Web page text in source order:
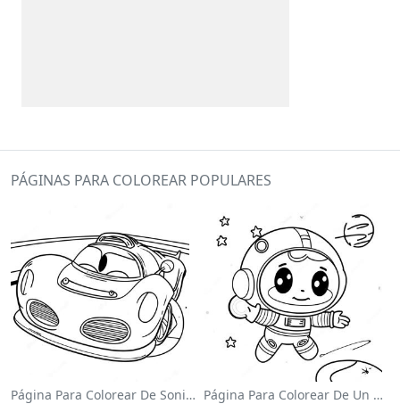
PÁGINAS PARA COLOREAR POPULARES
Página Para Colorear De Sonic El Velocista Página Para Colorear De Un Astronauta Lindo Flotando En El Espacio